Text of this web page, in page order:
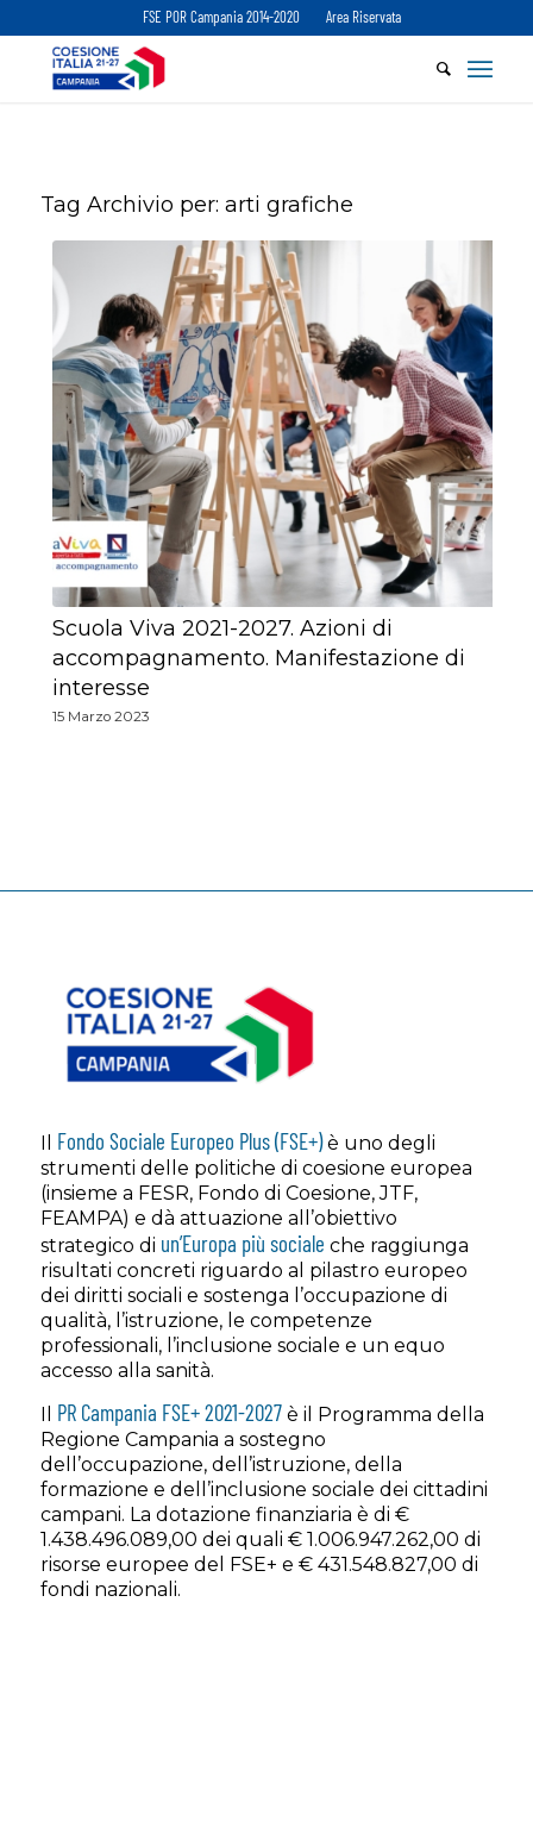
FSE POR Campania 2014-2020 Area Riservata
Tag Archivio per: arti grafiche
Scuola Viva 2021-2027. Azioni di
accompagnamento. Manifestazione di
interesse
15 Marzo 2023
Fondo Sociale Europeo Plus (FSE+)è uno degli
strumenti delle politiche di coesione europea
(insieme a FESR, Fondo di Coesione, JTF,
FEAMPA) e dà attuazione all’obiettivo
strategico di un’Europa più sociale che raggiunga
risultati concreti riguardo al pilastro europeo
dei diritti sociali e sostenga l’occupazione di
qualità, l’istruzione, le competenze
professionali, l’inclusione sociale e un equo
accesso alla sanità.
Il PR Campania FSE+ 2021-2027è il Programma della
Regione Campania a sostegno
dell’occupazione, dell’istruzione, della
formazione e dell’inclusione sociale dei cittadini
campani. La dotazione finanziaria è di €
1.438.496.089,00 dei quali € 1.006.947.262,00 di
risorse europee del FSE+ e € 431.548.827,00 di
fondi nazionali.